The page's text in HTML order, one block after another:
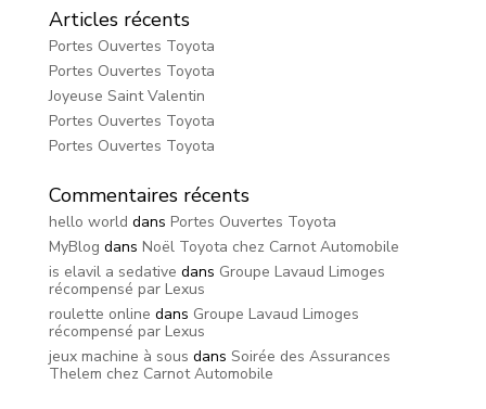
Articles récents
Portes Ouvertes Toyota
Portes Ouvertes Toyota
Joyeuse Saint Valentin
Portes Ouvertes Toyota
Portes Ouvertes Toyota
Commentaires récents
hello world dans Portes Ouvertes Toyota
MyBlog dans Noël Toyota chez Carnot Automobile
is elavil a sedative dans Groupe Lavaud Limoges
récompensé par Lexus
roulette online dans Groupe Lavaud Limoges
récompensé par Lexus
jeux machine à sous dans Soirée des Assurances
Thelem chez Carnot Automobile